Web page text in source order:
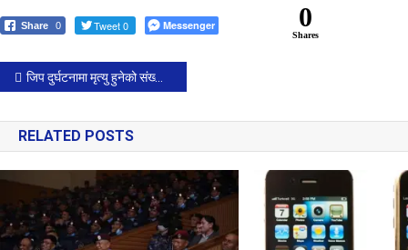
Share 0 Tweet 0 Messenger 0
Shares
Post
navigation
जिप दुर्घटनामा मृत्यु हुनेको संख्या ७ पुग्यो
RELATED POSTS